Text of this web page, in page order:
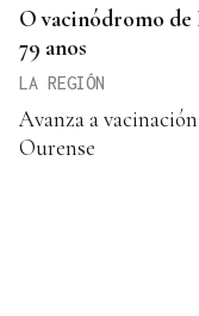
O vacinódromo de
79 anos
LA REGIÓN
Avanza a
Ourense